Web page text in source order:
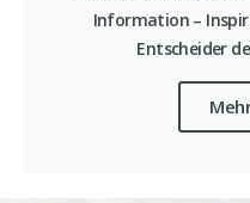
Information –
Entscheider